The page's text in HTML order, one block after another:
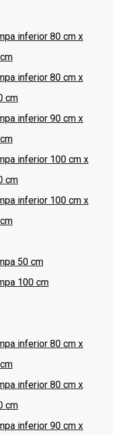
inferior 80 cm x
inferior 80 cm x
cm
inferior 90 cm x
inferior 100 cm x
cm
inferior 100 cm x
50 cm
100 cm
inferior 80 cm x
inferior 80 cm x
cm
inferior 90 cm x